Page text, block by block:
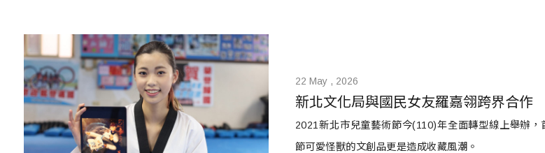
22 May , 2026
新北文化局與國民女友羅嘉翎跨界合作
2021新北市兒童藝術節今(110)年全面轉型線上舉辦
節可愛怪獸的文創品更是造成收藏風潮。